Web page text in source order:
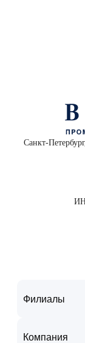
Санкт-
Филиалы
Компания